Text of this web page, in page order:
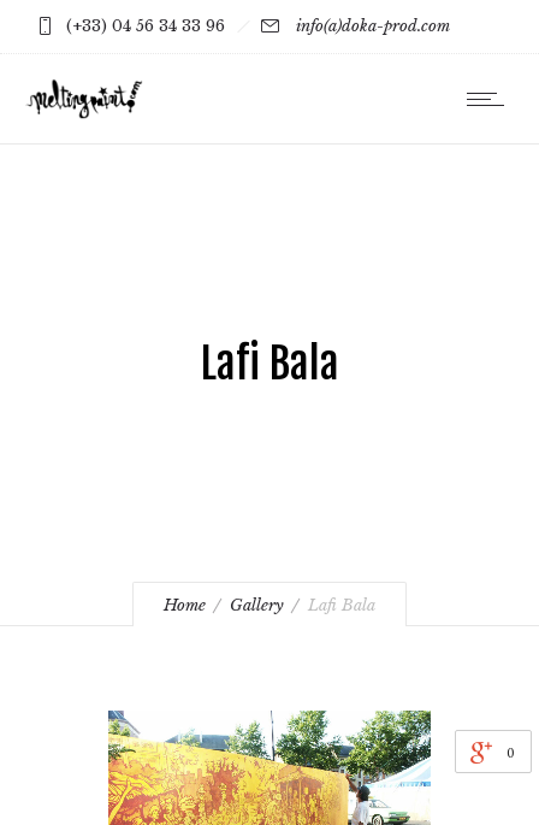
(+33) 04 56 34 33 96 info(a)doka-prod.com
Lafi Bala
Home Gallery Lafi Bala
0